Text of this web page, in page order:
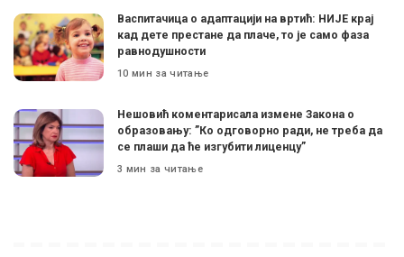
Васпитачица о адаптацији на вртић: НИЈЕ крај
кад дете престане да плаче, то је само фаза
равнодушности
10 мин за читање
Нешовић коментарисала измене Закона о
образовању: ”Ко одговорно ради, не треба да
се плаши да ће изгубити лиценцу”
3 мин за читање